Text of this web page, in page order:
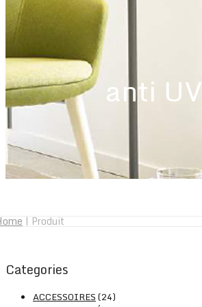
anti UV
| Produit
Categories
ACCESSOIRES(24)